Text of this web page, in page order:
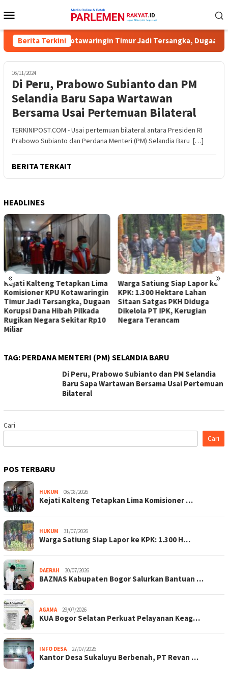
ke
Mobile
Berita Terkini
KPU Kotawaringin Timur Jadi Tersangka, Dugaan
16/11/2024
Di Peru, Prabowo Subianto dan PM
Selandia Baru Sapa Wartawan
Bersama Usai Pertemuan Bilateral
TERKINIPOST.COM - Usai pertemuan bilateral antara Presiden RI
Prabowo Subianto dan Perdana Menteri (PM) Selandia Baru […]
BERITA TERKAIT
HEADLINES
« »
Kejati Kalteng Tetapkan Lima
Komisioner KPU Kotawaringin
Timur Jadi Tersangka, Dugaan
Korupsi Dana Hibah Pilkada
Rugikan Negara Sekitar Rp10
Miliar
Warga Satiung Siap Lapor ke
KPK: 1.300 Hektare Lahan
Sitaan Satgas PKH Diduga
Dikelola PT IPK, Kerugian
Negara Terancam
TAG: PERDANA MENTERI (PM) SELANDIA BARU
Di Peru, Prabowo Subianto dan PM Selandia
Baru Sapa Wartawan Bersama Usai Pertemuan
Bilateral
Cari
Cari
POS TERBARU
HUKUM 06/08/2026
Kejati Kalteng Tetapkan Lima Komisioner …
HUKUM 31/07/2026
Warga Satiung Siap Lapor ke KPK: 1.300 H…
DAERAH 30/07/2026
BAZNAS Kabupaten Bogor Salurkan Bantuan …
AGAMA 29/07/2026
KUA Bogor Selatan Perkuat Pelayanan Keag…
INFO DESA 27/07/2026
Kantor Desa Sukaluyu Berbenah, PT Revan …